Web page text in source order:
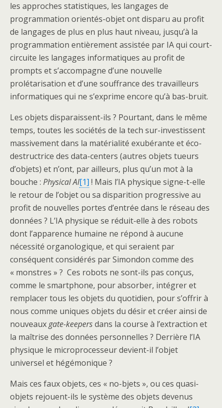
les approches statistiques, les langages de
programmation orientés-objet ont disparu au profit
de langages de plus en plus haut niveau, jusqu’à la
programmation entièrement assistée par IA qui court-
circuite les langages informatiques au profit de
prompts et s’accompagne d’une nouvelle
prolétarisation et d’une souffrance des travailleurs
informatiques qui ne s’exprime encore qu’à bas-bruit.
Les objets disparaissent-ils ? Pourtant, dans le même
temps, toutes les sociétés de la tech sur-investissent
massivement dans la matérialité exubérante et éco-
destructrice des data-centers (autres objets tueurs
d’objets) et n’ont, par ailleurs, plus qu’un mot à la
bouche : Physical AI[1] ! Mais l’IA physique signe-t-elle
le retour de l’objet ou sa disparition progressive au
profit de nouvelles portes d’entrée dans le réseau des
données ? L’IA physique se réduit-elle à des robots
dont l’apparence humaine ne répond à aucune
nécessité organologique, et qui seraient par
conséquent considérés par Simondon comme des
« monstres » ? Ces robots ne sont-ils pas conçus,
comme le smartphone, pour absorber, intégrer et
remplacer tous les objets du quotidien, pour s’offrir à
nous comme uniques objets du désir et créer ainsi de
nouveauxgate-keepersdans la course à l’extraction et
la maîtrise des données personnelles ? Derrière l’IA
physique le microprocesseur devient-il l’objet
universel et hégémonique ?
Mais ces faux objets, ces « no-bjets », ou ces quasi-
objets rejouent-ils le système des objets devenus